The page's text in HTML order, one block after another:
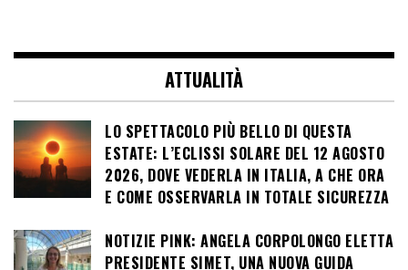
ATTUALITÀ
LO SPETTACOLO PIÙ BELLO DI QUESTA
ESTATE: L’ECLISSI SOLARE DEL 12 AGOSTO
2026, DOVE VEDERLA IN ITALIA, A CHE ORA
E COME OSSERVARLA IN TOTALE SICUREZZA
NOTIZIE PINK: ANGELA CORPOLONGO ELETTA
PRESIDENTE SIMET, UNA NUOVA GUIDA